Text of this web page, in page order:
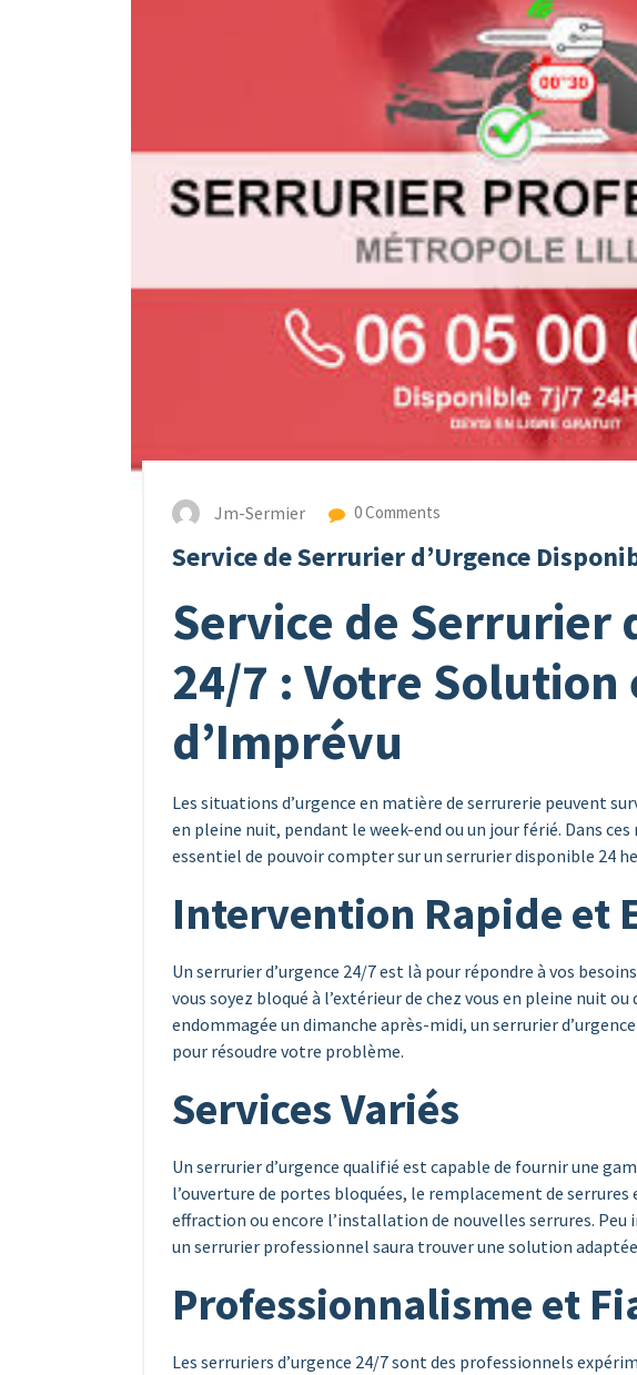
Jm-Sermier 0 Comments
Service de Serrurier d’Urgence
Service de Serrurier
24/7 : Votre Solution
d’Imprévu
Les situations d’urgence en matière de serrurerie peuvent
en pleine nuit, pendant le week-end ou un jour férié. Dans
essentiel de pouvoir compter sur un serrurier disponible 24
Intervention Rapide et
Un serrurier d’urgence 24/7 est là pour répondre à vos
vous soyez bloqué à l’extérieur de chez vous en pleine nuit
endommagée un dimanche après-midi, un serrurier
pour résoudre votre problème.
Services Variés
Un serrurier d’urgence qualifié est capable de fournir une
l’ouverture de portes bloquées, le remplacement de
effraction ou encore l’installation de nouvelles serrures.
un serrurier professionnel saura trouver une solution
Professionnalisme et
Les serruriers d’urgence 24/7 sont des professionnels